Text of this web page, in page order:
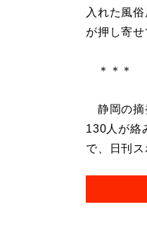
入れた風
が押し寄せ
＊＊＊
静岡の摘
130人が絡
で、日刊